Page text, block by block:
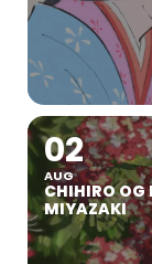
02
AUG
CHIHIRO OG
MIYAZAKI